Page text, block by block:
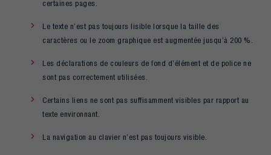
certaines pages.
Le texte n’est pas toujours lisible lorsque la taille des
caractères ou le zoom graphique est augmentée jusqu’à 200 %.
Les déclarations de couleurs de fond d’élément et de police ne
sont pas correctement utilisées.
Certains liens ne sont pas suffisamment visibles par rapport au
texte environnant.
La navigation au clavier n’est pas toujours visible.